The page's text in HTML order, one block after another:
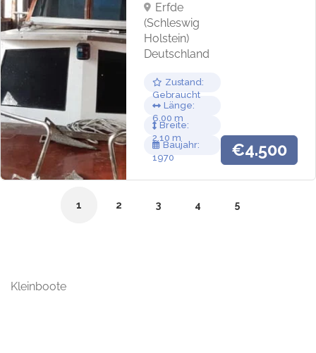
Erfde
(Schleswig
Holstein)
Deutschland
Gebraucht
Zustand
6.00
Länge
2.10
Breite
1970
Baujahr €4.500
1 2 3 4 5
Kleinboote